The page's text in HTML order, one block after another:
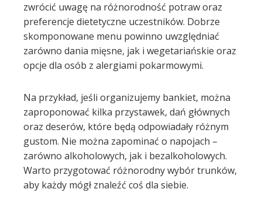
zwrócić uwagę na różnorodność potraw oraz
preferencje dietetyczne uczestników. Dobrze
skomponowane menu powinno uwzględniać
zarówno dania mięsne, jak i wegetariańskie oraz
opcje dla osób z alergiami pokarmowymi.
Na przykład, jeśli organizujemy bankiet, można
zaproponować kilka przystawek, dań głównych
oraz deserów, które będą odpowiadały różnym
gustom. Nie można zapominać o napojach –
zarówno alkoholowych, jak i bezalkoholowych.
Warto przygotować różnorodny wybór trunków,
aby każdy mógł znaleźć coś dla siebie.